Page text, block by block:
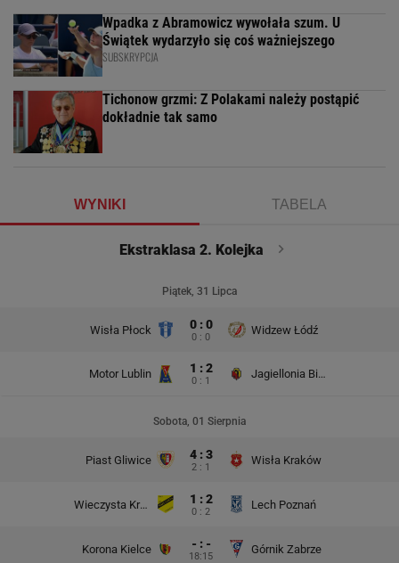
Wpadka z Abramowicz wywołała szum. U
Świątek wydarzyło się coś ważniejszego
SUBSKRYPCJA
Tichonow grzmi: Z Polakami należy postąpić
dokładnie tak samo
WYNIKI TABELA
Ekstraklasa 2. Kolejka
Piątek, 31 Lipca
Wisła Płock 0 : 0
0 : 0
Widzew Łódź
Motor Lublin 1 : 2
0 : 1
Jagiellonia Białystok
Sobota, 01 Sierpnia
Piast Gliwice 4 : 3
2 : 1
Wisła Kraków
Wieczysta Kraków 1 : 2
0 : 2
Lech Poznań
Korona Kielce - : -
18:15
Górnik Zabrze